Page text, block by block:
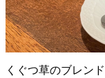
くぐつ草のブレン